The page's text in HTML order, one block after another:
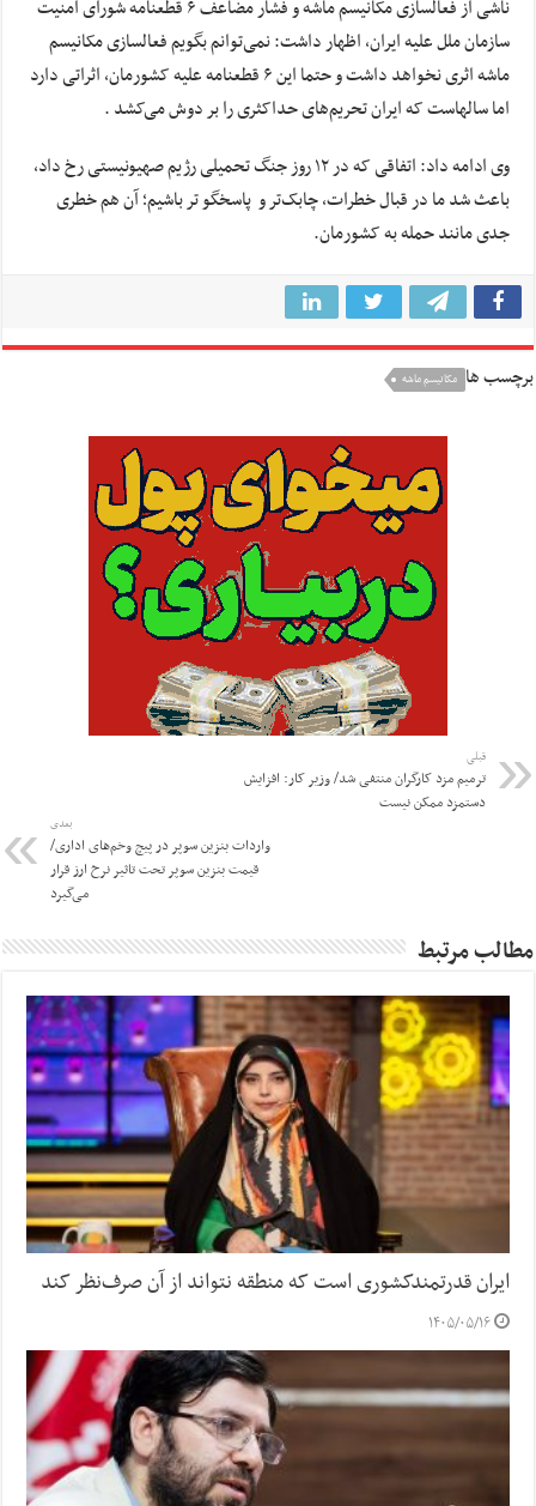
ناشی از فعالسازی مکانیسم ماشه و فشار مضاعف ۶ قطعنامه شورای امنیت
سازمان ملل علیه ایران، اظهار داشت: نمی‌توانم بگویم فعالسازی مکانیسم
ماشه اثری نخواهد داشت و حتما این ۶ قطعنامه علیه کشورمان، اثراتی دارد
اما سالهاست که ایران تحریم‌های حداکثری را بر دوش می‌کشد .
وی ادامه داد: اتفاقی که در ١٢ روز جنگ تحمیلی رژیم صهیونیستی رخ داد،
باعث شد ما در قبال خطرات، چابک‌تر و پاسخگو تر باشیم؛ آن هم خطری
جدی مانند حمله به کشورمان.
برچسب ها مکانیسم ماشه
قبلی
ترمیم مزد کارگران منتفی شد/ وزیر کار: افزایش
دستمزد ممکن نیست
بعدی
واردات بنزین سوپر در پیچ وخم‌های اداری/
قیمت بنزین سوپر تحت تاثیر نرخ ارز قرار
می‌گیرد
مطالب مرتبط
ایران قدرتمندکشوری است که منطقه نتواند از آن صرف‌نظر کند
۱۴۰۵/۰۵/۱۶